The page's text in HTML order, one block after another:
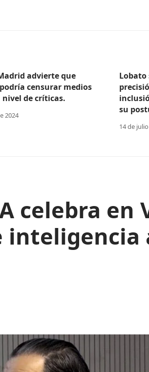
advierte que
censurar medios
nivel de críticas.
2024
su
14 de
celebra